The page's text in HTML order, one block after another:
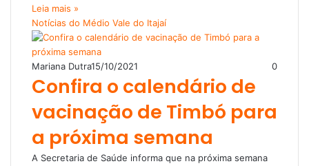
Leia mais »
Notícias do Médio Vale do Itajaí
Mariana Dutra15/10/2021 0
Confira o calendário de
vacinação de Timbó para
a próxima semana
A Secretaria de Saúde informa que na próxima semana